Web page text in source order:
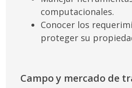
computacionales.
Conocer los
proteger su
Campo y mercado de